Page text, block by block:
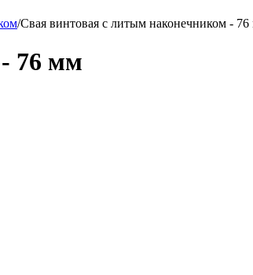
/Свая винтовая с литым наконечником -
76 мм